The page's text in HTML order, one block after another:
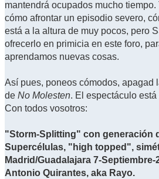
mantendrá ocupados mucho
cómo afrontar un episodio severo,
está a la altura de muy pocos, pero
ofrecerlo en primicia en este foro,
aprendamos nuevas cosas.
Así pues, poneos cómodos, apagad
de No Molesten. El espectáculo
Con todos vosotros:
"Storm-Splitting" con generación
Supercélulas, "high topped",
Madrid/Guadalajara 7-Septiembre-
Antonio Quirantes, aka Rayo.